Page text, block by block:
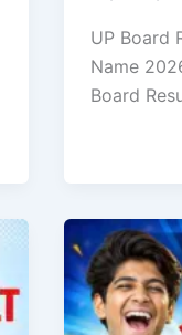
UP Board
Name
Board